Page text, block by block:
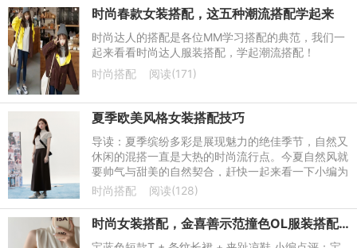
时尚春款女装搭配，这五种潮流搭配学起来
时尚达人的搭配是各位MM学习搭配的典范，我们一
起来看看时尚达人服装搭配，学起潮流搭配！
时尚搭配
阅读(171)
夏季欧美风格女装搭配技巧
导读：夏季缤纷多彩是展现魅力的绝佳季节，自然又
休闲的混搭一直是大热的时尚流行点。今夏自然风就
要帅气与甜美的自然契合，赶快一起来看一下小编为
你推荐的欧美风混搭吧!
时尚搭配 阅读(128)
时尚女装搭配，金喜善示范撞色OL服装搭配技巧